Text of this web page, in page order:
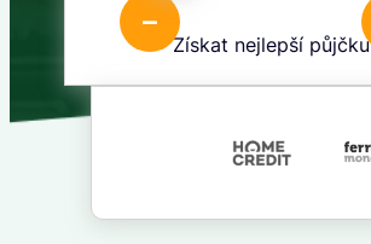
–
Získat nejlepší půjčku